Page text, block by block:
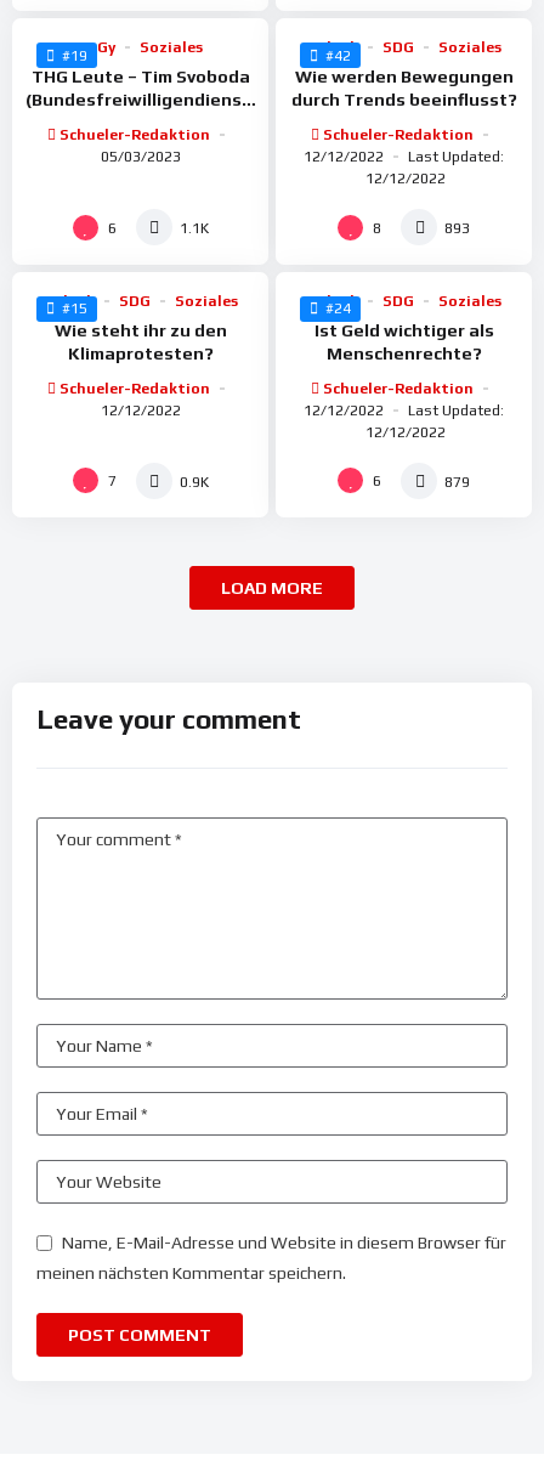
#19BoGy Soziales
THG Leute – Tim Svoboda
(Bundesfreiwilligendienst,
Schueler-Redaktion
05/03/2023
6 1.1K
#42
Politik SDG Soziales
Wie werden Bewegungen
durch Trends beeinflusst?
Schueler-Redaktion
12/12/2022
Last Updated:
12/12/2022
8 893
#15
%
Politik SDG Soziales
Wie steht ihr zu den
Klimaprotesten?
Schueler-Redaktion
12/12/2022
7 0.9K
#24
%
Politik SDG Soziales
Ist Geld wichtiger als
Menschenrechte?
Schueler-Redaktion
12/12/2022
Last Updated:
12/12/2022
6 879
LOAD MORE
Leave your comment
Name, E-Mail-Adresse und Website in diesem Browser für
meinen nächsten Kommentar speichern.